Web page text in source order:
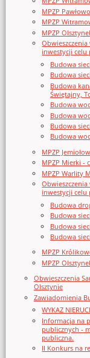
MPZP
MPZP
MPZP
inwestycji celu
Budowa
Budowa
Budowa
Świętajny,
Budowa
Budowa
Budowa
Budowa
MPZP
MPZP Mierki -
MPZP Warlity
inwestycji celu
Budowa
Budowa
Budowa
Budowa
MPZP
MPZP
Obwieszczenia
Olsztynie
Zawiadomienia
WYKAZ
Informacja na
publicznych -
publiczna.
II Konkurs na